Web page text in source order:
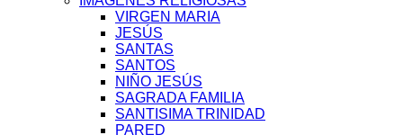
VIRGEN MARIA
JESÚS
SANTAS
SANTOS
NIÑO JESÚS
SAGRADA FAMILIA
SANTISIMA TRINIDAD
PARED